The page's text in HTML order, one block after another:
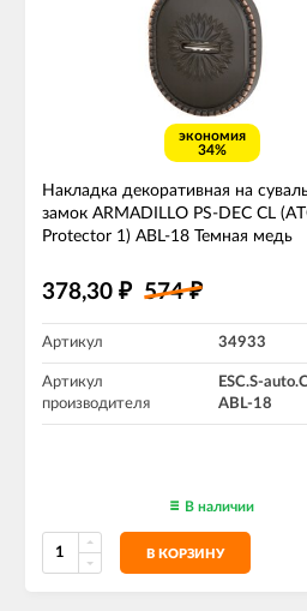
экономия
34%
Накладка декоративная на
замок ARMADILLO PS-DEC CL
Protector 1) ABL-18 Темная медь
378,30 ₽ 574₽
Артикул 34933
Артикул
производителя
ESC.S-
ABL-18
В наличии
В КОРЗИНУ